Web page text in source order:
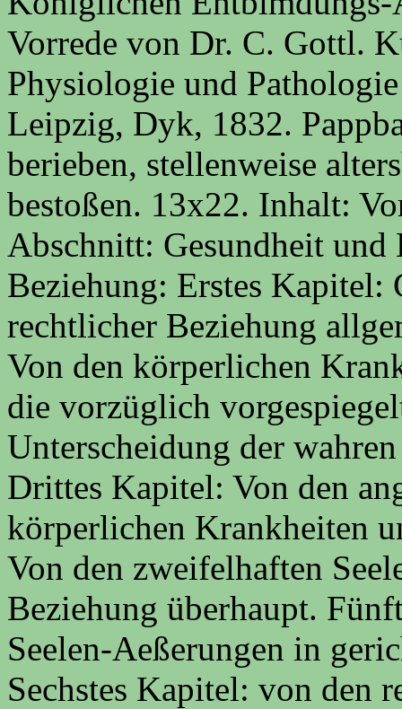
Vorrede von Dr. C. Gottl.
Physiologie und
Leipzig, Dyk, 1832.
berieben, stellenweise
bestoßen. 13x22. Inhalt:
Abschnitt: Gesundheit
Beziehung: Erstes
rechtlicher Beziehung
Von den körperlichen
die vorzüglich
Unterscheidung der
Drittes Kapitel: Von den
körperlichen Krankheiten
Von den zweifelhaften
Beziehung überhaupt.
Seelen-Aeßerungen in
Sechstes Kapitel: von den